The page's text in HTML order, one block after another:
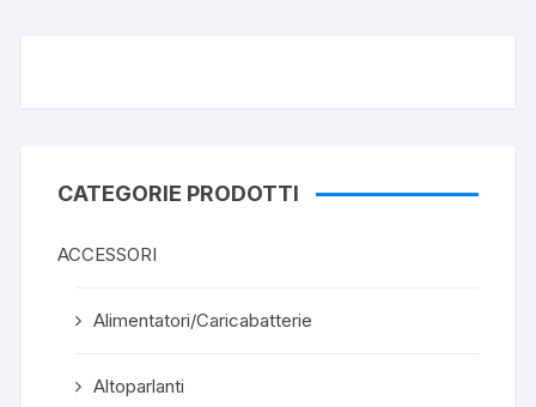
CATEGORIE PRODOTTI
ACCESSORI
Alimentatori/Caricabatterie
Altoparlanti